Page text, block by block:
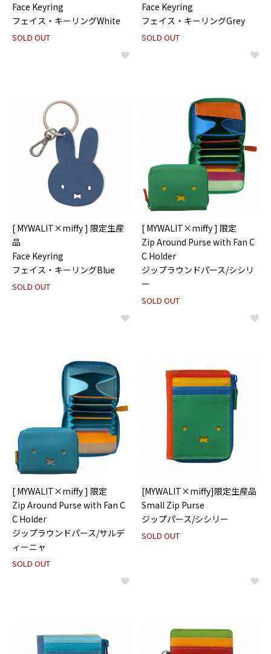
Face Keyring
フェイス・キーリングWhite
SOLD OUT
Face Keyring
フェイス・キーリングGrey
SOLD OUT
[ MYWALIT×miffy ] 限定生産
品
Face Keyring
フェイス・キーリングBlue
SOLD OUT
[ MYWALIT×miffy ] 限定
Zip Around Purse with Fan C
C Holder
ジップラウンドパース/シシリ
ー
SOLD OUT
[ MYWALIT×miffy ] 限定
Zip Around Purse with Fan C
C Holder
ジップラウンドパース/サルデ
ィーニャ
SOLD OUT
[MYWALIT×miffy]限定生産品
Small Zip Purse
ジップパース/シシリー
SOLD OUT